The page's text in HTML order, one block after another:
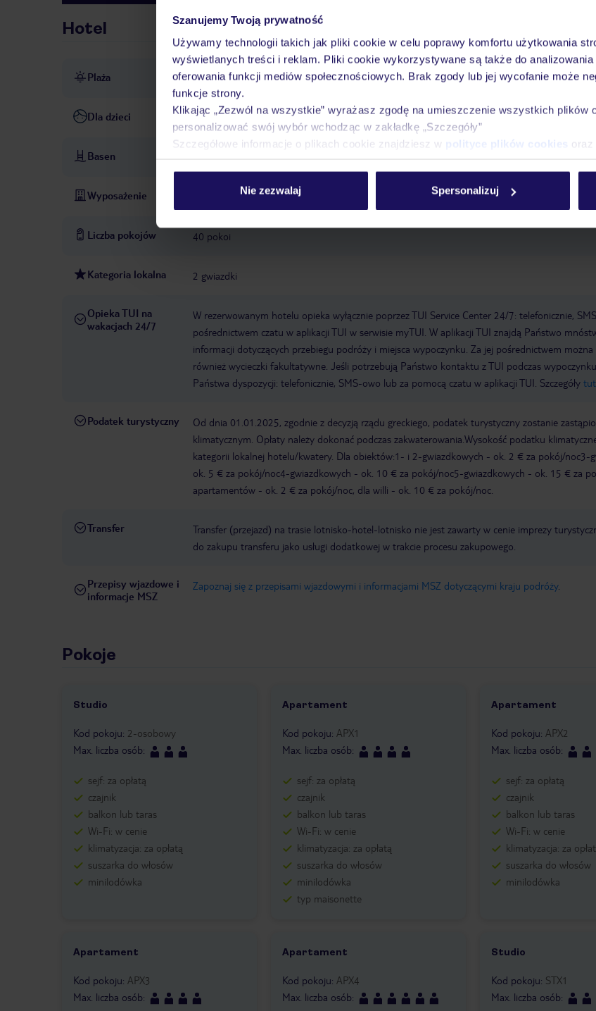
Szanujemy Twoją prywatność
Używamy technologii takich jak pliki cookie w celu poprawy komfortu użytkowania
wyświetlanych treści i reklam. Pliki cookie wykorzystywane są także do
oferowania funkcji mediów społecznościowych. Brak zgody lub jej wycofanie może
funkcje strony.
Klikając „Zezwól na wszystkie” wyrażasz zgodę na umieszczenie wszystkich plików
personalizować swój wybór wchodząc w zakładkę „Szczegóły”
Szczegółowe informacje o plikach cookie znajdziesz w polityce plików cookies oraz
Nie zezwalaj Spersonalizuj
Hotel
Plaża piaszczysta
Dla dzieci łóżeczko dla dziecka: w cenie
Basen basen: zewnętrzny, leżaki: w cenie, parasole: w cenie
Wyposażenie parking
Liczba pokojów 40 pokoi
Kategoria lokalna 2 gwiazdki
Opieka TUI na
wakacjach 24/7
W rezerwowanym hotelu opieka wyłącznie poprzez TUI Service Center 24/7: telefonicznie,
pośrednictwem czatu w aplikacji TUI w serwisie myTUI. W aplikacji TUI znajdą Państwo
informacji dotyczących przebiegu podróży i miejsca wypoczynku. Za jej pośrednictwem można
również wycieczki fakultatywne. Jeśli potrzebują Państwo kontaktu z TUI podczas
Państwa dyspozycji: telefonicznie, SMS-owo lub za pomocą czatu w aplikacji TUI. Szczegóły
Podatek turystyczny
Od dnia 01.01.2025, zgodnie z decyzją rządu greckiego, podatek turystyczny zostanie
klimatycznym. Opłaty należy dokonać podczas zakwaterowania.Wysokość podatku
kategorii lokalnej hotelu/kwatery. Dla obiektów:1- i 2-gwiazdkowych - ok. 2 € za pokój/noc3-
ok. 5 € za pokój/noc4-gwiazdkowych - ok. 10 € za pokój/noc5-gwiazdkowych - ok. 15 € za
apartamentów - ok. 2 € za pokój/noc, dla willi - ok. 10 € za pokój/noc.
Transfer
Transfer (przejazd) na trasie lotnisko-hotel-lotnisko nie jest zawarty w cenie imprezy
do zakupu transferu jako usługi dodatkowej w trakcie procesu zakupowego.
Przepisy wjazdowe i
informacje MSZ
Zapoznaj się z przepisami wjazdowymi i informacjami MSZ dotyczącymi kraju podróży.
Pokoje
Studio
Kod pokoju: 2-osobowy
Max. liczba osób:
sejf: za opłatą
czajnik
balkon lub taras
Wi-Fi: w cenie
klimatyzacja: za opłatą
suszarka do włosów
minilodówka
Apartament
Kod pokoju: APX1
Max. liczba osób:
sejf: za opłatą
czajnik
balkon lub taras
Wi-Fi: w cenie
klimatyzacja: za opłatą
suszarka do włosów
minilodówka
typ maisonette
Apartament
Kod pokoju: APX2
Max. liczba osób:
sejf: za opłatą
czajnik
balkon lub taras
Wi-Fi: w cenie
klimatyzacja: za
suszarka do włosów
minilodówka
Apartament
Kod pokoju: APX3
Max. liczba osób:
Apartament
Kod pokoju: APX4
Max. liczba osób:
Studio
Kod pokoju: STX1
Max. liczba osób: